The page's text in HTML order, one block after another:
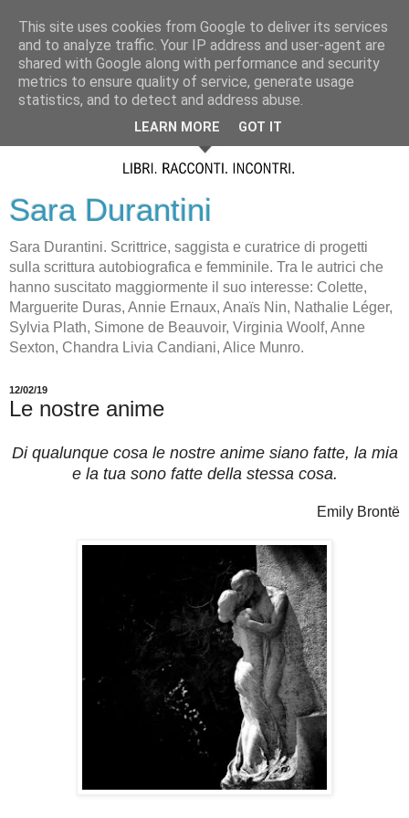
Sara Durantini
Sara Durantini. Scrittrice, saggista e curatrice di progetti
sulla scrittura autobiografica e femminile. Tra le autrici che
hanno suscitato maggiormente il suo interesse: Colette,
Marguerite Duras, Annie Ernaux, Anaïs Nin, Nathalie Léger,
Sylvia Plath, Simone de Beauvoir, Virginia Woolf, Anne
Sexton, Chandra Livia Candiani, Alice Munro.
12/02/19
Le nostre anime
Di qualunque cosa le nostre anime siano fatte, la mia
e la tua sono fatte della stessa cosa.
Emily Brontë
This site uses cookies from Google to deliver its services
and to analyze traffic. Your IP address and user-agent are
shared with Google along with performance and security
metrics to ensure quality of service, generate usage
statistics, and to detect and address abuse.
LEARN MORE GOT IT